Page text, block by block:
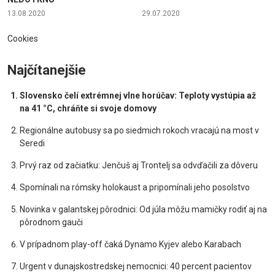
13.08.2020 29.07.2020
Cookies
Najčítanejšie
Slovensko čelí extrémnej vlne horúčav: Teploty vystúpia až
na 41 °C, chráňte si svoje domovy
Regionálne autobusy sa po siedmich rokoch vracajú na most v
Seredi
Prvý raz od začiatku: Jenčuš aj Trontelj sa odvďačili za dôveru
Spomínali na rómsky holokaust a pripomínali jeho posolstvo
Novinka v galantskej pôrodnici: Od júla môžu mamičky rodiť aj na
pôrodnom gauči
V prípadnom play-off čaká Dynamo Kyjev alebo Karabach
Urgent v dunajskostredskej nemocnici: 40 percent pacientov